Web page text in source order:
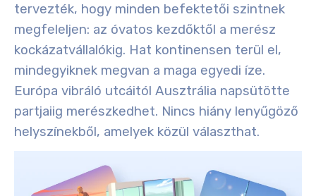
tervezték, hogy minden befektetői szintnek
megfeleljen: az óvatos kezdőktől a merész
kockázatvállalókig. Hat kontinensen terül el,
mindegyiknek megvan a maga egyedi íze.
Európa vibráló utcáitól Ausztrália napsütötte
partjaiig merészkedhet. Nincs hiány lenyűgöző
helyszínekből, amelyek közül választhat.